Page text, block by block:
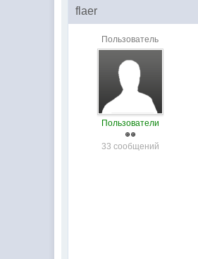
flaer
Пользователь
Пользователи
33 сообщений